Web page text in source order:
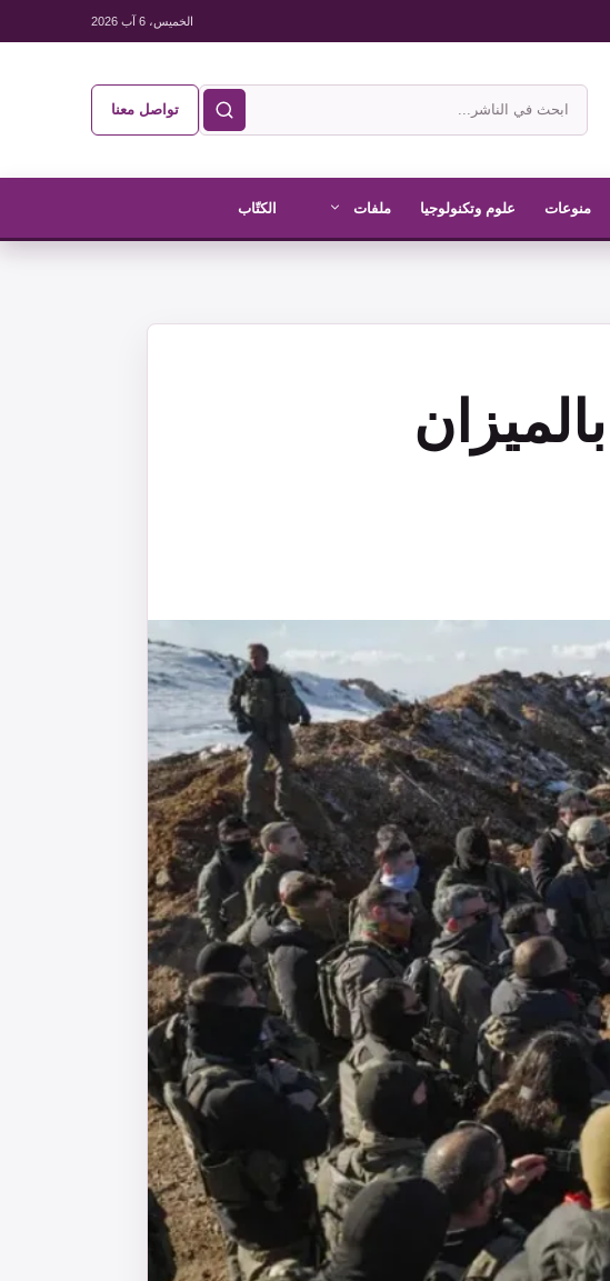
الخميس، 6 آب 2026
ابحث
في
الناشر
تواصل معنا
منوعات علوم وتكنولوجيا ملفات الكتّاب